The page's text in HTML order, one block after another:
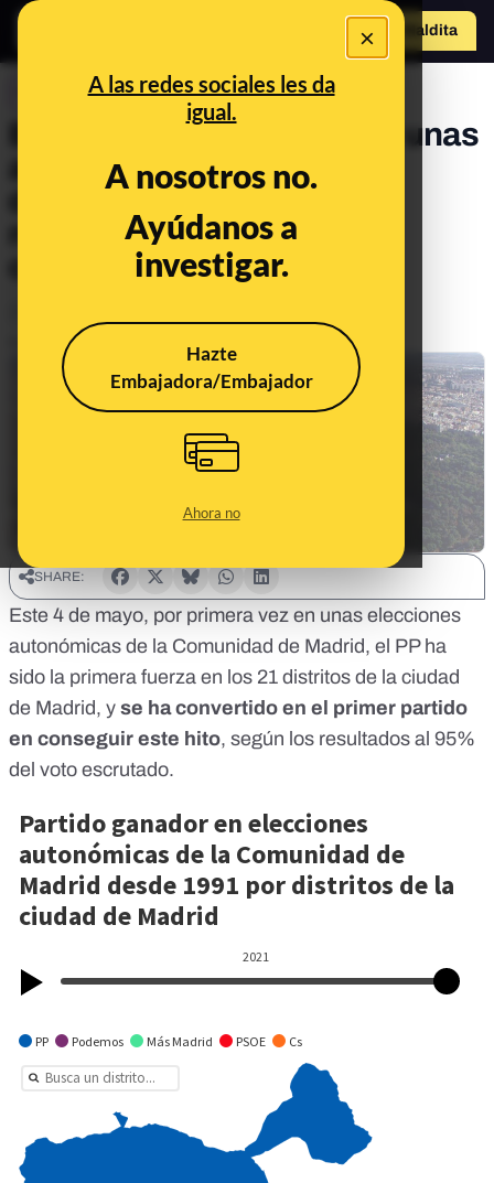
×
A las redes sociales les da
igual.
A nosotros no.
Ayúdanos a
investigar.
Hazte
Embajadora/Embajador
Ahora no
Hazte Maldita
CONTROL DEL PODER
El PP gana por primera vez unas
autonómicas en todos los
distritos de Madrid capital:
ningún partido lo había
conseguido
Publicado el
SHARE:
Este 4 de mayo, por primera vez en unas elecciones
autonómicas de la Comunidad de Madrid, el PP ha
sido la primera fuerza en los 21 distritos de la ciudad
de Madrid, y se ha convertido en el primer partido
en conseguir este hito, según los resultados al 95%
del voto escrutado.